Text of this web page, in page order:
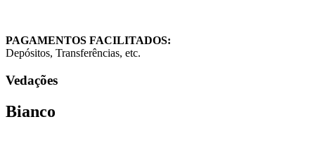
PAGAMENTOS FACILITADOS:
Depósitos, Transferências, etc.
Vedações
Bianco